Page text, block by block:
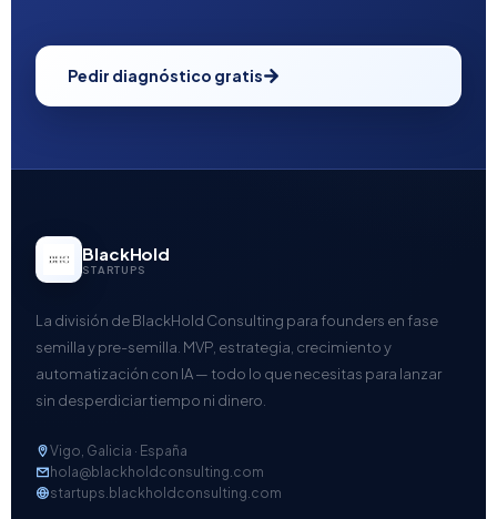
Pedir diagnóstico gratis
BlackHold
STARTUPS
La división de BlackHold Consulting para founders en fase
semilla y pre-semilla. MVP, estrategia, crecimiento y
automatización con IA — todo lo que necesitas para lanzar
sin desperdiciar tiempo ni dinero.
Vigo, Galicia · España
hola@blackholdconsulting.com
startups.blackholdconsulting.com